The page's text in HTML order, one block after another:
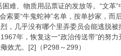
、物质用品票证的发放等。“文革”
要“牛鬼蛇神”名单，按单抄家，而
，几乎没有哪个里弄委员会能逃脱
年，恢复这一“政治传送带”的努
效尤。[2]（P298～299）